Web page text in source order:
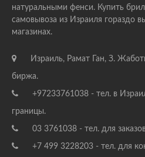
натуральными фенси. Купить
самовывоза из Израиля гораздо
магазинах.
Израиль, Рамат Ган, З.
биржа.
+97233761038 - тел. в
границы.
03 3761038 - тел. для
+7 499 3228203 - тел. для